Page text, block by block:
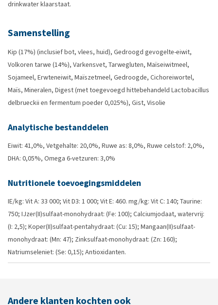
drinkwater klaarstaat.
Samenstelling
Kip (17%) (inclusief bot, vlees, huid), Gedroogd gevogelte-eiwit,
Volkoren tarwe (14%), Varkensvet, Tarwegluten, Maïseiwitmeel,
Sojameel, Erwteneiwit, Maïszetmeel, Gedroogde, Cichoreiwortel,
Maïs, Mineralen, Digest (met toegevoegd hittebehandeld Lactobacillus
delbrueckii en fermentum poeder 0,025%), Gist, Visolie
Analytische bestanddelen
Eiwit: 41,0%, Vetgehalte: 20,0%, Ruwe as: 8,0%, Ruwe celstof: 2,0%,
DHA: 0,05%, Omega 6-vetzuren: 3,0%
Nutritionele toevoegingsmiddelen
IE/kg: Vit A: 33 000; Vit D3: 1 000; Vit E: 460. mg/kg: Vit C: 140; Taurine:
750; IJzer(II)sulfaat-monohydraat: (Fe: 100); Calciumjodaat, watervrij:
(I: 2,5); Koper(II)sulfaat-pentahydraat: (Cu: 15); Mangaan(II)sulfaat-
monohydraat: (Mn: 47); Zinksulfaat-monohydraat: (Zn: 160);
Natriumseleniet: (Se: 0,15); Antioxidanten.
Andere klanten kochten ook